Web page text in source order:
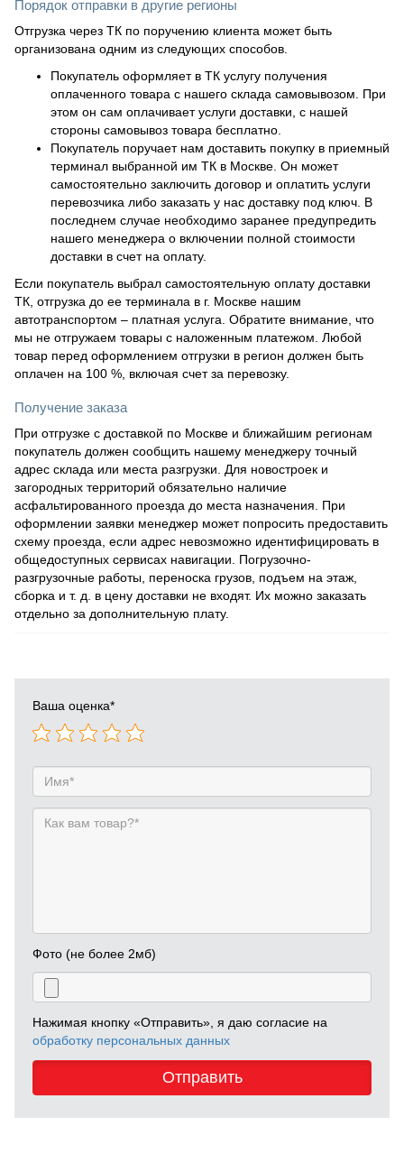
Порядок отправки в другие регионы
Отгрузка через ТК по поручению клиента может быть
организована одним из следующих способов.
Покупатель оформляет в ТК услугу получения
оплаченного товара с нашего склада самовывозом. При
этом он сам оплачивает услуги доставки, с нашей
стороны самовывоз товара бесплатно.
Покупатель поручает нам доставить покупку в приемный
терминал выбранной им ТК в Москве. Он может
самостоятельно заключить договор и оплатить услуги
перевозчика либо заказать у нас доставку под ключ. В
последнем случае необходимо заранее предупредить
нашего менеджера о включении полной стоимости
доставки в счет на оплату.
Если покупатель выбрал самостоятельную оплату доставки
ТК, отгрузка до ее терминала в г. Москве нашим
автотранспортом – платная услуга. Обратите внимание, что
мы не отгружаем товары с наложенным платежом. Любой
товар перед оформлением отгрузки в регион должен быть
оплачен на 100 %, включая счет за перевозку.
Получение заказа
При отгрузке с доставкой по Москве и ближайшим регионам
покупатель должен сообщить нашему менеджеру точный
адрес склада или места разгрузки. Для новостроек и
загородных территорий обязательно наличие
асфальтированного проезда до места назначения. При
оформлении заявки менеджер может попросить предоставить
схему проезда, если адрес невозможно идентифицировать в
общедоступных сервисах навигации. Погрузочно-
разгрузочные работы, переноска грузов, подъем на этаж,
сборка и т. д. в цену доставки не входят. Их можно заказать
отдельно за дополнительную плату.
Ваша оценка*
Фото (не более 2мб)
Нажимая кнопку «Отправить», я даю согласие на
обработку персональных данных
Отправить